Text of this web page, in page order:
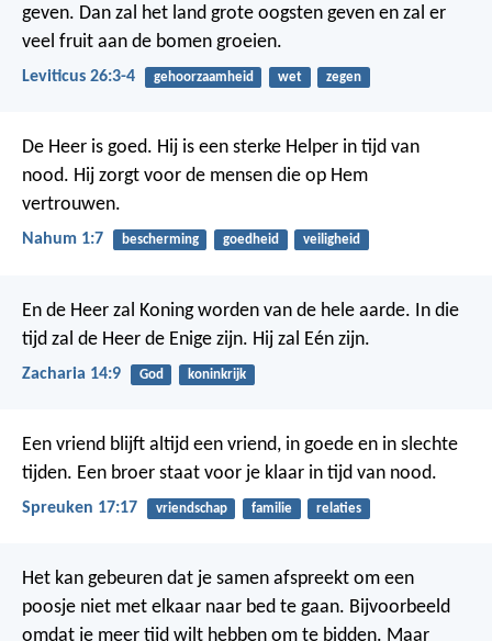
geven. Dan zal het land grote oogsten geven en zal er
veel fruit aan de bomen groeien.
Leviticus 26:3-4 gehoorzaamheid wet zegen
De Heer is goed. Hij is een sterke Helper in tijd van
nood. Hij zorgt voor de mensen die op Hem
vertrouwen.
Nahum 1:7 bescherming goedheid veiligheid
En de Heer zal Koning worden van de hele aarde. In die
tijd zal de Heer de Enige zijn. Hij zal Eén zijn.
Zacharia 14:9 God koninkrijk
Een vriend blijft altijd een vriend, in goede en in slechte
tijden. Een broer staat voor je klaar in tijd van nood.
Spreuken 17:17 vriendschap familie relaties
Het kan gebeuren dat je samen afspreekt om een
poosje niet met elkaar naar bed te gaan. Bijvoorbeeld
omdat je meer tijd wilt hebben om te bidden. Maar